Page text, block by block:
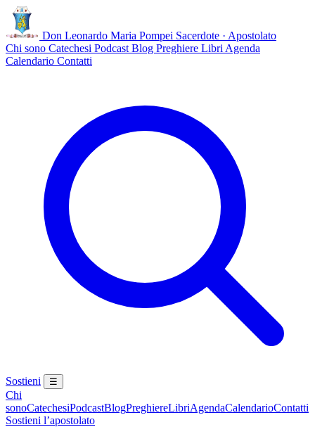
Don Leonardo Maria Pompei Sacerdote · Apostolato
Chi sono Catechesi Podcast Blog Preghiere Libri Agenda
Calendario Contatti
Sostieni ☰
Chi
sonoCatechesiPodcastBlogPreghiereLibriAgendaCalendarioContatti
Sostieni l’apostolato